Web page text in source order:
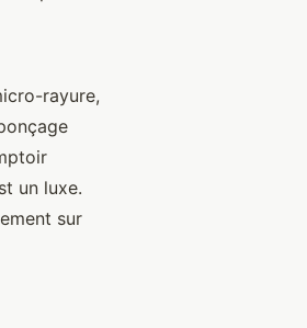
rayure,
un luxe.
sur